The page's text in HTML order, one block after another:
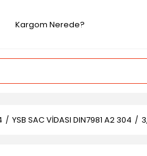
Kargom Nerede?
YSB SAC VİDASI DIN7981 A2 304